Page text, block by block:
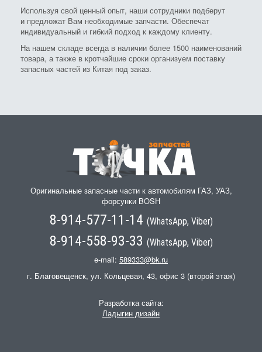
Используя свой ценный опыт, наши сотрудники подберут
и предложат Вам необходимые запчасти. Обеспечат
индивидуальный и гибкий подход к каждому клиенту.
На нашем складе всегда в наличии более 1500 наименований
товара, а также в кротчайшие сроки организуем поставку
запасных частей из Китая под заказ.
Оригинальные запасные части к автомобилям ГАЗ, УАЗ,
форсунки BOSH
8-914-577-11-14 (WhatsApp, Viber)
8-914-558-93-33 (WhatsApp, Viber)
e-mail: 589333@bk.ru
г. Благовещенск, ул. Кольцевая, 43, офис 3 (второй этаж)
Разработка сайта:
Ладыгин дизайн